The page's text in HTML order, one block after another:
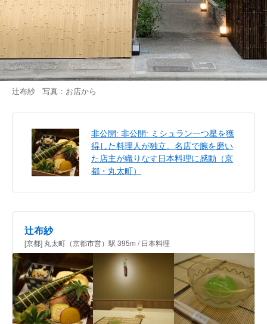
辻布紗 写真：お店から
非公開: 非公開: ミシュラン一つ星を獲
得した料理人が独立。名店で腕を磨い
た店主が織りなす日本料理に感動（京
都・丸太町）
辻布紗
[京都] 丸太町（京都市営）駅 395m / 日本料理